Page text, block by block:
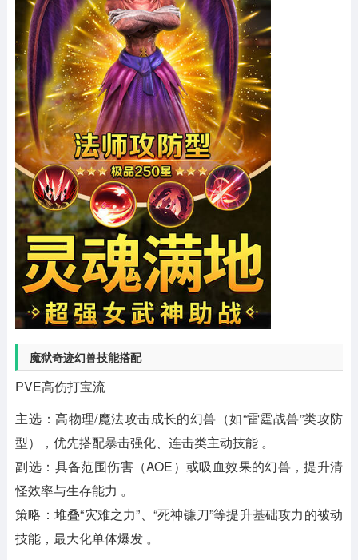
魔狱奇迹幻兽技能搭配
‌PVE高伤打宝流
‌主选‌：高物理/魔法攻击成长的幻兽（如“雷霆战兽”类攻防
型），优先搭配‌暴击强化‌、‌连击‌类主动技能 。
‌副选‌：具备范围伤害（AOE）或吸血效果的幻兽，提升清
怪效率与生存能力 。
‌策略‌：堆叠“灾难之力”、“死神镰刀”等提升基础攻力的被动
技能，最大化单体爆发 。‌‌